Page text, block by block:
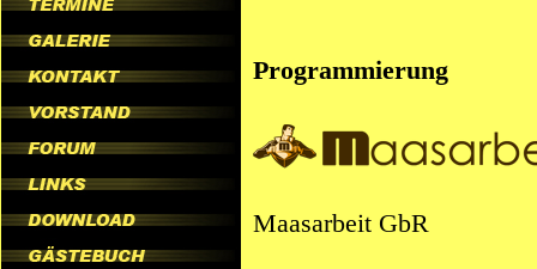
Programmierung
Maasarbeit GbR